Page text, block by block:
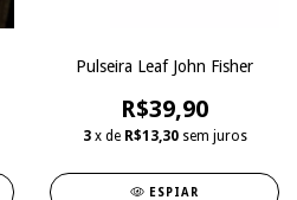
Pulseira Leaf John Fisher
R$39,90
3 x de R$13,30 sem juros
ESPIAR